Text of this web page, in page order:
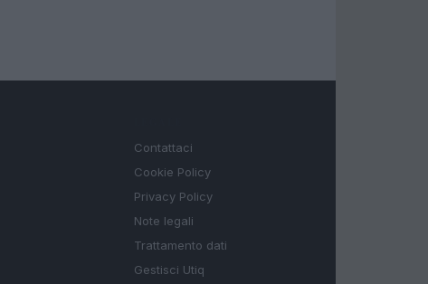
Contattaci
Cookie Policy
Privacy Policy
Note legali
Trattamento dati
Gestisci Utiq